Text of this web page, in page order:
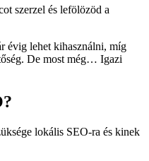
szerzel és lefölözöd a
évig lehet kihasználni, míg
De most még… Igazi
lokális SEO-ra és kinek